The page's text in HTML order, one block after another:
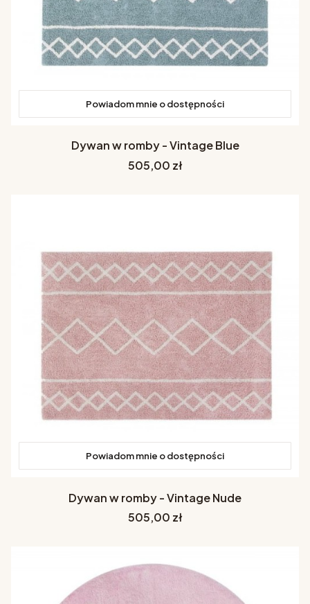
Powiadom mnie o dostępności
Dywan w romby - Vintage Blue
Cena
505,00 zł
Powiadom mnie o dostępności
Dywan w romby - Vintage Nude
Cena
505,00 zł